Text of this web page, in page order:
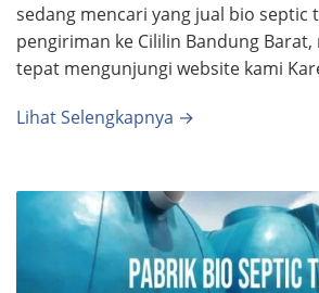
sedang mencari yang jual bio septic
pengiriman ke Cililin Bandung Barat,
tepat mengunjungi website kami
Lihat Selengkapnya →